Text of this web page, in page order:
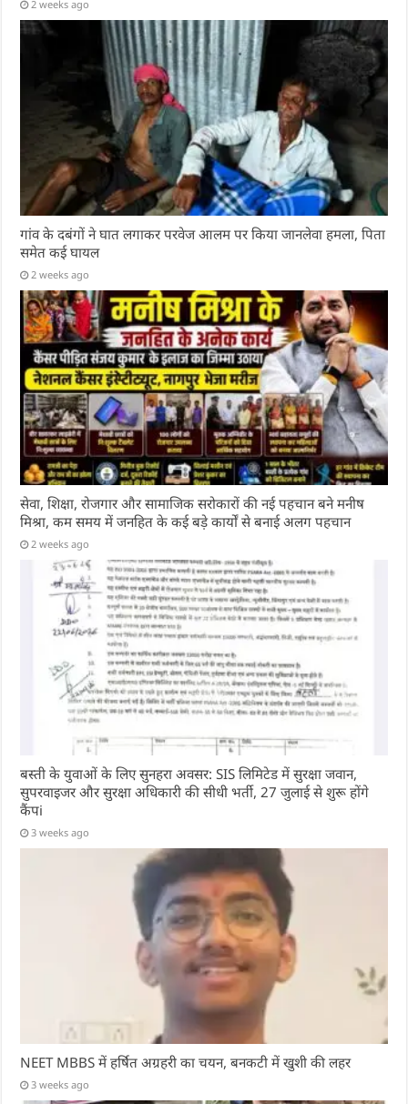
2 weeks ago
गांव के दबंगों ने घात लगाकर परवेज आलम पर किया जानलेवा हमला, पिता
समेत कई घायल
2 weeks ago
सेवा, शिक्षा, रोजगार और सामाजिक सरोकारों की नई पहचान बने मनीष
मिश्रा, कम समय में जनहित के कई बड़े कार्यों से बनाई अलग पहचान
2 weeks ago
बस्ती के युवाओं के लिए सुनहरा अवसर: SIS लिमिटेड में सुरक्षा जवान,
सुपरवाइजर और सुरक्षा अधिकारी की सीधी भर्ती, 27 जुलाई से शुरू होंगे
कैंपi
3 weeks ago
NEET MBBS में हर्षित अग्रहरी का चयन, बनकटी में खुशी की लहर
3 weeks ago